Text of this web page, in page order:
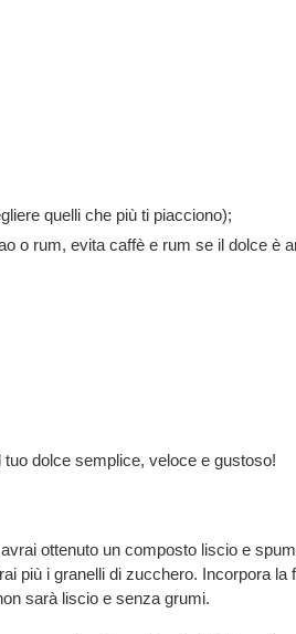
quelli che più ti piacciono);
o rum, evita caffè e rum se il dolce è
dolce semplice, veloce e gustoso!
ottenuto un composto liscio e
più i granelli di zucchero. Incorpora la
sarà liscio e senza grumi.